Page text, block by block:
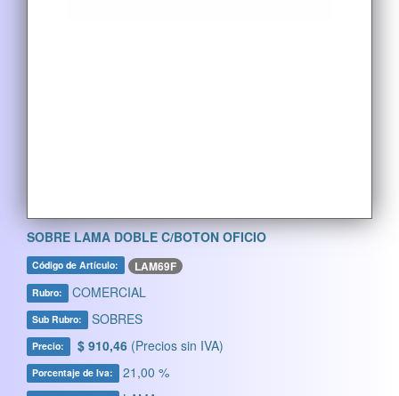
SOBRE LAMA DOBLE C/BOTON OFICIO
Código de Artículo: LAM69F
Rubro: COMERCIAL
Sub Rubro: SOBRES
Precio: $ 910,46 (Precios sin IVA)
Porcentaje de Iva: 21,00 %